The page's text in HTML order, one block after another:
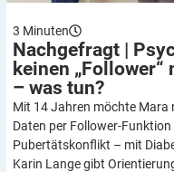
3 Minuten
Nachgefragt |
keinen
– was tun?
Mit 14 Jahren möchte Mara
Daten per Follower-
Pubertätskonflikt – mit
Karin Lange gibt